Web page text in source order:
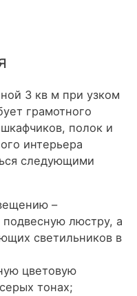
3 кв м при узком
грамотного
полок и
интерьера
следующими
–
подвесную люстру, а
светильников в
цветовую
тонах;